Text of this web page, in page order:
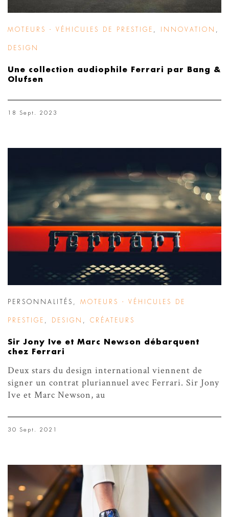
MOTEURS - VÉHICULES DE PRESTIGE INNOVATION
DESIGN
Une collection audiophile Ferrari par Bang &
Olufsen
18 Sept. 2023
PERSONNALITÉS MOTEURS - VÉHICULES DE
PRESTIGE DESIGN CRÉATEURS
Sir Jony Ive et Marc Newson débarquent
chez Ferrari
Deux stars du design international viennent de
signer un contrat pluriannuel avec Ferrari. Sir Jony
Ive et Marc Newson, au
30 Sept. 2021